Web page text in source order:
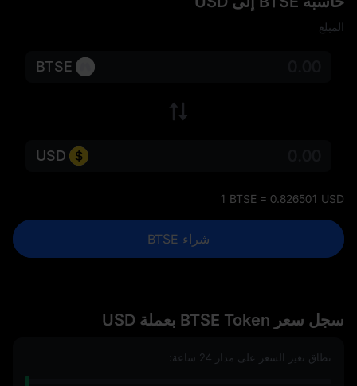
المبلغ
BTSE
USD
1 BTSE = 0.826501 USD
شراء BTSE
سجل سعر BTSE Token بعملة USD
نطاق تغير السعر على مدار 24 ساعة: